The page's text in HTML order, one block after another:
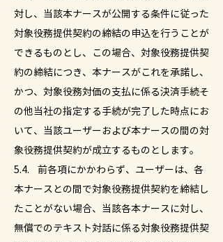
対し、当該本ナースが公開する条件に従った
対象役務提供契約の締結の申込を行うことが
できるものとし、この場合、対象役務提供契
約の締結につき、本ナースがこれを承諾し、
かつ、対象役務対価の支払に係る決済手続そ
の他当社の指定する手続が完了した時点にお
いて、当該ユーザーおよび本ナースの間の対
象役務提供契約が成立するものとします。
5.4. 前各項にかかわらず、ユーザーは、各
本ナースとの間で対象役務提供契約を締結し
たことがない場合、当該各本ナースに対し、
無償でのテキスト対話に係る対象役務提供契